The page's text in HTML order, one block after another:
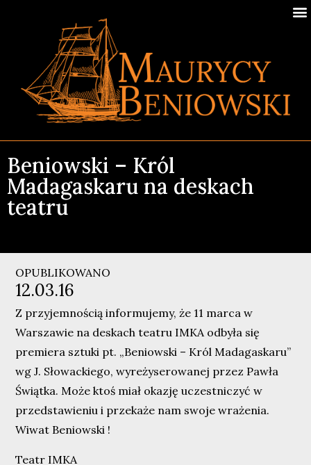
Beniowski – Król
Madagaskaru na deskach
teatru
OPUBLIKOWANO
12.03.16
Z przyjemnością informujemy, że 11 marca w
Warszawie na deskach teatru IMKA odbyła się
premiera sztuki pt. „Beniowski – Król Madagaskaru”
wg J. Słowackiego, wyreżyserowanej przez Pawła
Świątka. Może ktoś miał okazję uczestniczyć w
przedstawieniu i przekaże nam swoje wrażenia.
Wiwat Beniowski !
Teatr IMKA